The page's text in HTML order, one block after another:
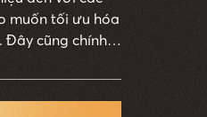
muốn tối ưu hóa
Đây cũng chính